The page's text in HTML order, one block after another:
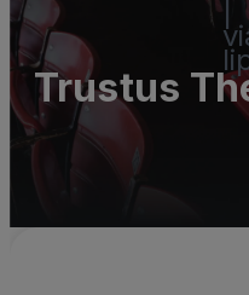
Trustus